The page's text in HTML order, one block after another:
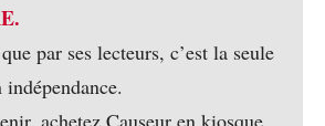
par ses lecteurs, c’est la seule